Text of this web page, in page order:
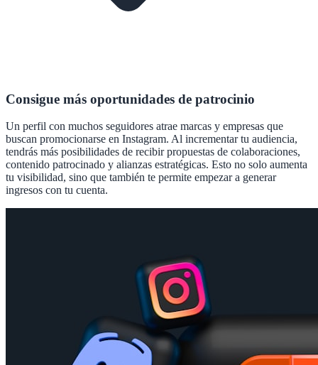
Consigue más oportunidades de patrocinio
Un perfil con muchos seguidores atrae marcas y empresas que
buscan promocionarse en Instagram. Al incrementar tu audiencia,
tendrás más posibilidades de recibir propuestas de colaboraciones,
contenido patrocinado y alianzas estratégicas. Esto no solo aumenta
tu visibilidad, sino que también te permite empezar a generar
ingresos con tu cuenta.